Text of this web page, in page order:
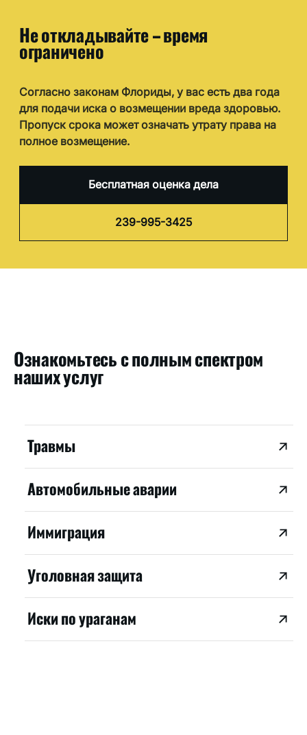
Не откладывайте – время
ограничено
Согласно законам Флориды, у вас есть два года
для подачи иска о возмещении вреда здоровью.
Пропуск срока может означать утрату права на
полное возмещение.
Бесплатная оценка дела
239-995-3425
Ознакомьтесь с полным спектром
наших услуг
Травмы
Автомобильные аварии
Иммиграция
Уголовная защита
Иски по ураганам